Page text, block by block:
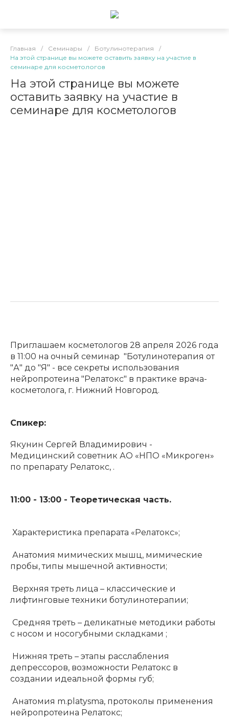
Главная / Семинары / Ботулинотерапия
/
На этой странице вы можете оставить заявку на участие в
семинаре для косметологов
На этой странице вы можете
оставить заявку на участие в
семинаре для косметологов
Приглашаем косметологов 28 апреля 2026 года
в 11:00 на очный семинар "Ботулинотерапия от
"А" до "Я" - все секреты использования
нейропротеина "Релатокс" в практике врача-
косметолога, г. Нижний Новгород.
Спикер:
Якунин Сергей Владимирович -
Медицинский советник АО «НПО «Микроген»
по препарату Релатокс, .
11:00 - 13:00 - Теоретическая часть.
Характеристика препарата «Релатокс»;
Анатомия мимических мышц, мимические
пробы, типы мышечной активности;
Верхняя треть лица – классические и
лифтинговые техники ботулинотерапии;
Средняя треть – деликатные методики работы
с носом и носогубными складками ;
Нижняя треть – этапы расслабления
депрессоров, возможности Релатокс в
создании идеальной формы губ;
Анатомия m.platysma, протоколы применения
нейропротеина Релатокс;